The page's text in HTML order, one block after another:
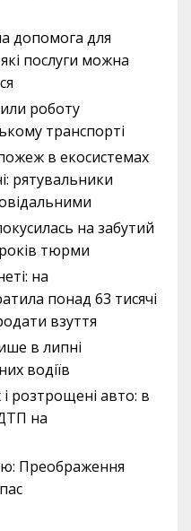
допомога для
послуги можна
роботу
транспорті
в екосистемах
рятувальники
на забутий
тюрми
на
понад 63 тисячі
взуття
в липні
водіїв
розтрощені авто: в
на
Преображення